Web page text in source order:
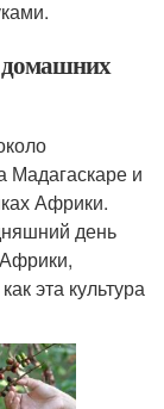
домашних
Мадагаскаре и
Африки.
день
эта культура